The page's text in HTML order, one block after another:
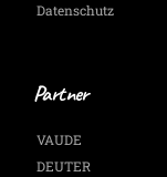
Datenschutz
Partner
VAUDE
DEUTER